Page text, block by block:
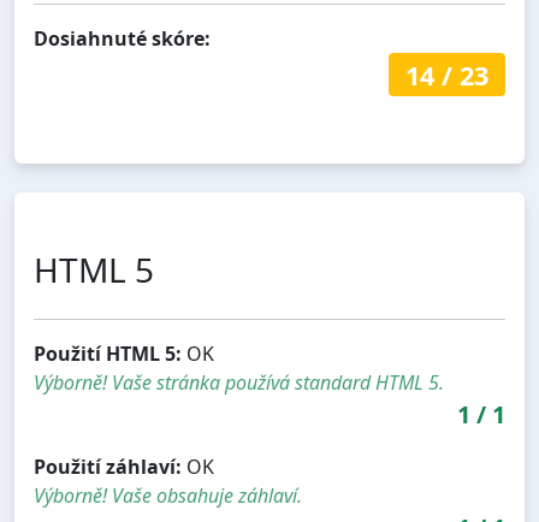
Dosiahnuté skóre:
14/ 23
HTML 5
Použití HTML 5: OK
Výborně! Vaše stránka používá standard HTML 5.
1 / 1
Použití záhlaví: OK
Výborně! Vaše obsahuje záhlaví.